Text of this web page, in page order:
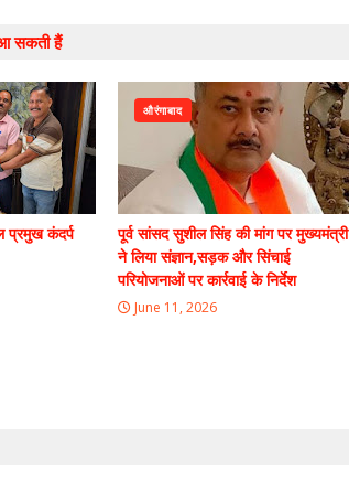
सकती हैं
कंदर्प
औरंगाबाद
पूर्व सांसद सुशील सिंह की मांग पर मुख्यमंत्री
ने लिया संज्ञान,सड़क और सिंचाई
परियोजनाओं पर कार्रवाई के निर्देश
June 11, 2026